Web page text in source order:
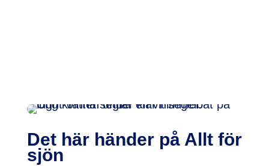
Det här händer på Allt för
sjön